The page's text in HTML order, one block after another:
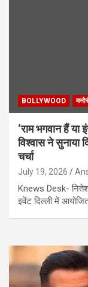
BOLLYWOOD
‘राम भगवान हैं
विश्वास ने
चर्चा
July 19, 2026
Knews Desk- नितेश
इवेंट दिल्ली में